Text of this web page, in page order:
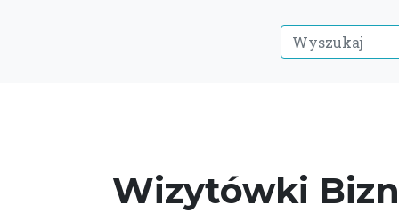
Wizytówki